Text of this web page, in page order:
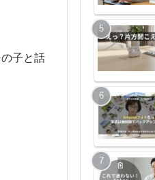
子と話